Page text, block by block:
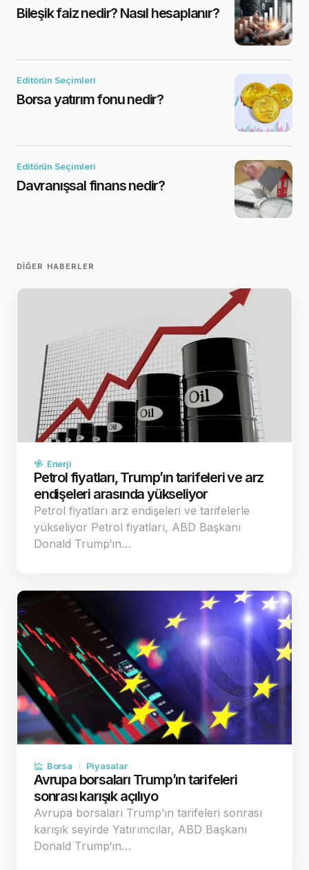
Bileşik faiz nedir? Nasıl hesaplanır?
Editörün Seçimleri
Borsa yatırım fonu nedir?
Editörün Seçimleri
Davranışsal finans nedir?
DIĞER HABERLER
Enerji
Petrol fiyatları, Trump’ın tarifeleri ve arz
endişeleri arasında yükseliyor
Petrol fiyatları arz endişeleri ve tarifelerle
yükseliyor Petrol fiyatları, ABD Başkanı
Donald Trump‘ın…
Borsa Piyasalar
Avrupa borsaları Trump’ın tarifeleri
sonrası karışık açılıyo
Avrupa borsaları Trump’ın tarifeleri sonrası
karışık seyirde Yatırımcılar, ABD Başkanı
Donald Trump‘ın…